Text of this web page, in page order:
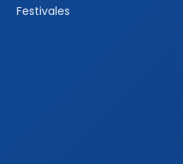
Festivales